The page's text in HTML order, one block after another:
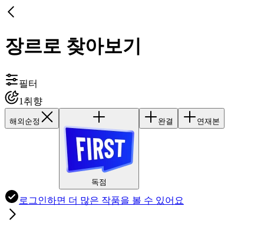
장르로 찾아보기
필터
1 취향
해외순정
독점
완결 연재본
로그인하면 더 많은 작품을 볼 수 있어요